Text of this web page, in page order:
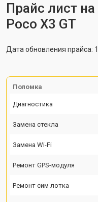
Прайс лист
Poco X3 GT
Дата обновления прайса:
Поломка
Диагностика
Замена стекла
Замена Wi-Fi
Ремонт GPS-модуля
Ремонт сим лотка